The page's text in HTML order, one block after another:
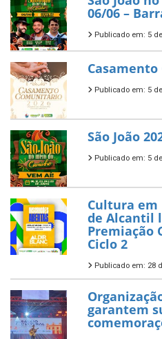
06/06 –
Publicado em: 5
Publicado em: 5
São João
Publicado em: 5
Cultura em
de Alcantil
Premiação
Ciclo 2
Publicado em: 28
garantem